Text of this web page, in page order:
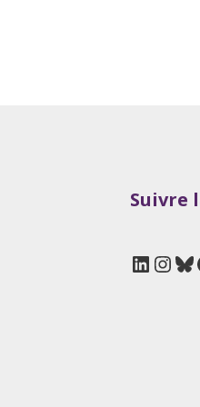
Suivre